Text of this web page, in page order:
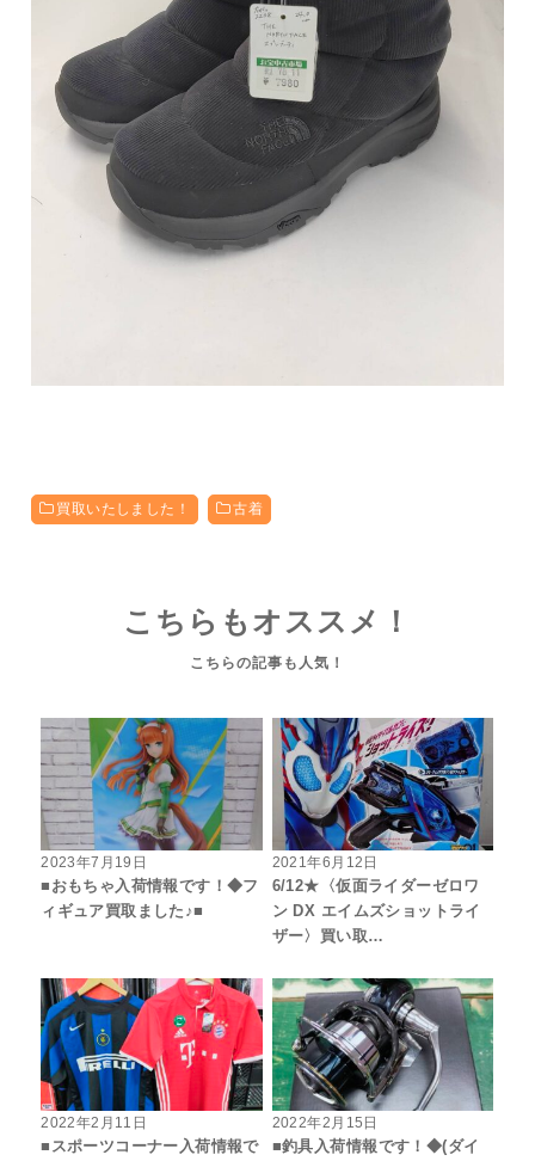
買取いたしました！ 古着
こちらもオススメ！
2023年7月19日
■おもちゃ入荷情報です！◆フ
ィギュア買取ました♪■
2021年6月12日
6/12★〈仮面ライダーゼロワ
ン DX エイムズショットライ
ザー〉買い取…
2022年2月11日
■スポーツコーナー入荷情報で
2022年2月15日
■釣具入荷情報です！◆(ダイ